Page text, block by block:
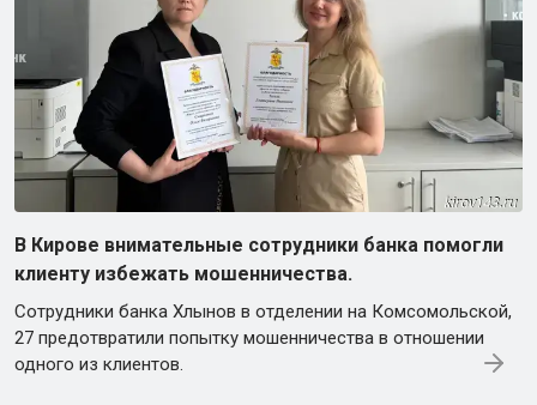
В Кирове внимательные сотрудники банка помогли
клиенту избежать мошенничества.
Сотрудники банка Хлынов в отделении на Комсомольской,
27 предотвратили попытку мошенничества в отношении
одного из клиентов.